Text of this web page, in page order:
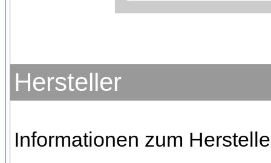
Hersteller
Informationen zum